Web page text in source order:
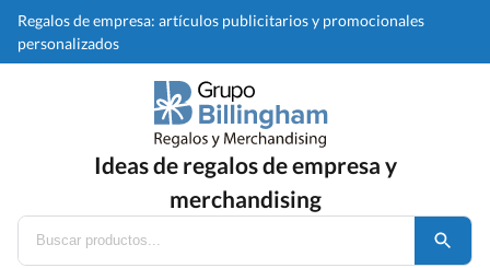
Regalos de empresa: artículos publicitarios y promocionales
personalizados
Ideas de regalos de empresa y
merchandising